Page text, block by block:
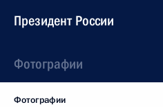
Президент России
Фотографии
Фотографии